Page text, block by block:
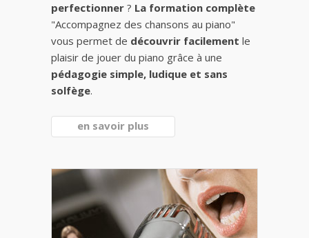
perfectionner ? La formation complète
"Accompagnez des chansons au piano"
vous permet de découvrir facilement le
plaisir de jouer du piano grâce à une
pédagogie simple, ludique et sans
solfège.
en savoir plus